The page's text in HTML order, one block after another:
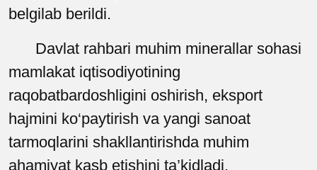
belgilab berildi.
Davlat rahbari muhim minerallar sohasi
mamlakat iqtisodiyotining
raqobatbardoshligini oshirish, eksport
hajmini ko‘paytirish va yangi sanoat
tarmoqlarini shakllantirishda muhim
ahamiyat kasb etishini ta’kidladi.